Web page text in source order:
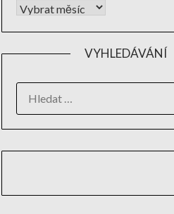
VYHLEDÁVÁNÍ